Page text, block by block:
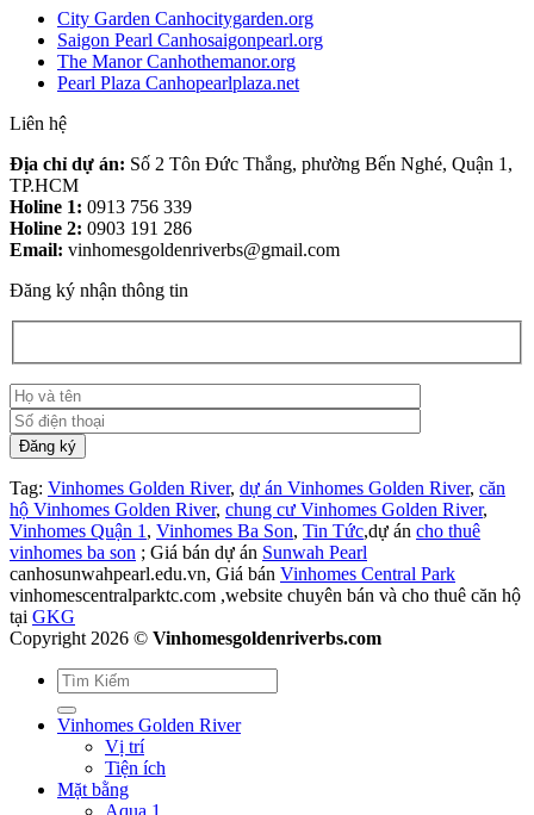
City Garden Canhocitygarden.org
Saigon Pearl Canhosaigonpearl.org
The Manor Canhothemanor.org
Pearl Plaza Canhopearlplaza.net
Liên hệ
Địa chỉ dự án: Số 2 Tôn Đức Thắng, phường Bến Nghé, Quận 1,
TP.HCM
Holine 1: 0913 756 339
Holine 2: 0903 191 286
Email: vinhomesgoldenriverbs@gmail.com
Đăng ký nhận thông tin
Tag: Vinhomes Golden River, dự án Vinhomes Golden River, căn
hộ Vinhomes Golden River, chung cư Vinhomes Golden River,
Vinhomes Quận 1 , Vinhomes Ba Son, Tin Tức,dự án cho thuê
vinhomes ba son ; Giá bán dự án Sunwah Pearl
canhosunwahpearl.edu.vn, Giá bán Vinhomes Central Park
vinhomescentralparktc.com ,website chuyên bán và cho thuê căn hộ
tại GKG
Copyright 2026 © Vinhomesgoldenriverbs.com
Vinhomes Golden River
Vị trí
Tiện ích
Mặt bằng